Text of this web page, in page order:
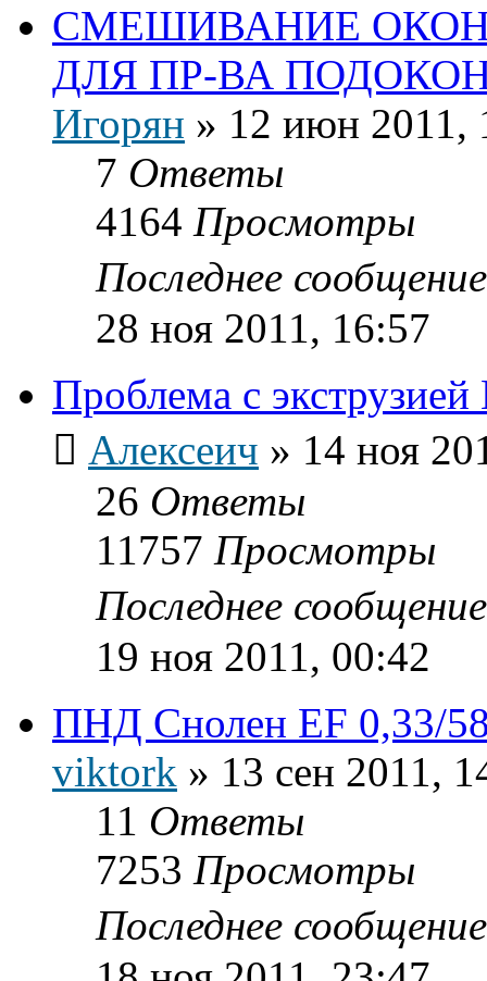
СМЕШИВАНИЕ
ДЛЯ ПР-ВА
Игорян » 12 июн 2011,
7 Ответы
4164 Просмотры
Последнее
28 ноя 2011, 16:57
Проблема с
Алексеич » 14 ноя
26 Ответы
11757 Просмотры
Последнее
19 ноя 2011, 00:42
ПНД Снолен EF 0,33/
viktork » 13 сен 2011,
11 Ответы
7253 Просмотры
Последнее